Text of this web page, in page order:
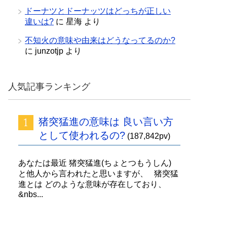
ドーナツとドーナッツはどっちが正しい
違いは? に 星海 より
不知火の意味や由来はどうなってるのか?
に junzotjp より
人気記事ランキング
猪突猛進の意味は 良い言い方
として使われるの? (187,842pv)
あなたは最近 猪突猛進(ちょとつもうしん)
と他人から言われたと思いますが、 猪突猛
進とは どのような意味が存在しており、
&nbs...